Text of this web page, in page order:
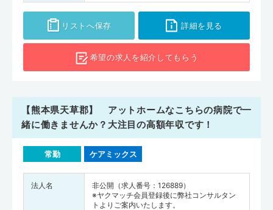
リストへ保存 詳細を見る
希望の求人を紹介してもらう
【熊本県天草郡】 アットホームなこちらの病院で一
緒に働きませんか？大注目の高額年収です！
常勤 ケアミックス
法人名
非公開（求人番号：126889）
※ヤクマッチ会員登録後に弊社コンサルタン
トよりご案内いたします。